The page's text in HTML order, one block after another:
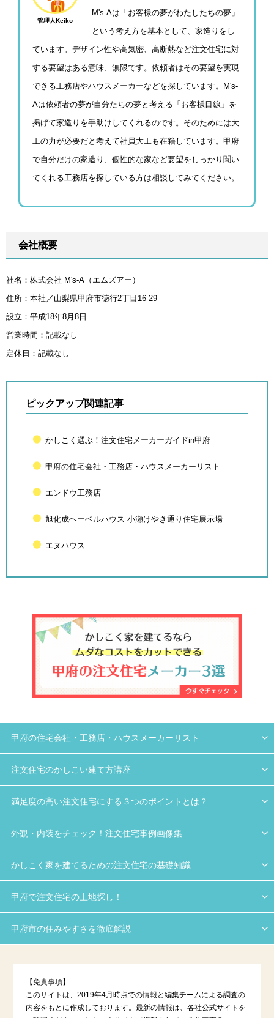
管理人Keiko
M's-Aは「お客様の夢がわたしたちの夢」
という考え方を基本として、家造りをし
ています。デザイン性や高気密、高断熱など注文住宅に対
する要望はある意味、無限です。依頼者はその要望を実現
できる工務店やハウスメーカーなどを探しています。M's-
Aは依頼者の夢が自分たちの夢と考える「お客様目線」を
掲げて家造りを手助けしてくれるのです。そのためには大
工の力が必要だと考えて社員大工も在籍しています。甲府
で自分だけの家造り、個性的な家など要望をしっかり聞い
てくれる工務店を探している方は相談してみてください。
会社概要
社名：株式会社 M's-A（エムズアー）
住所：本社／山梨県甲府市徳行2丁目16-29
設立：平成18年8月8日
営業時間：記載なし
定休日：記載なし
ピックアップ関連記事
かしこく選ぶ！注文住宅メーカーガイドin甲府
甲府の住宅会社・工務店・ハウスメーカーリスト
エンドウ工務店
旭化成ヘーベルハウス 小瀬けやき通り住宅展示場
エヌハウス
甲府の住宅会社・工務店・ハウスメーカーリスト
注文住宅のかしこい建て方講座
満足度の高い注文住宅にする３つのポイントとは？
外観・内装をチェック！注文住宅事例画像集
かしこく家を建てるための注文住宅の基礎知識
甲府で注文住宅の土地探し！
甲府市の住みやすさを徹底解説
【免責事項】
このサイトは、2019年4月時点での情報と編集チームによる調査の
内容をもとに作成しております。最新の情報は、各社公式サイトを